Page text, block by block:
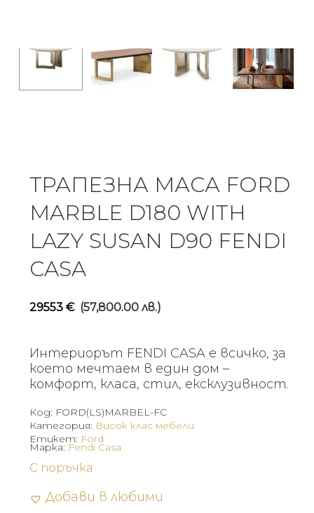
ТРАПЕЗНА МАСА FORD
MARBLE D180 WITH
LAZY SUSAN D90 FENDI
CASA
29553 € (57,800.00 лв.)
Интериорът FENDI CASA е всичко, за
което мечтаем в един дом –
комфорт, класа, стил, ексклузивност.
Код: FORD(LS)MARBEL-FC
Категория: Висок клас мебели
Етикет: Ford
С поръчка
Добави в любими
Марка: Fendi Casa